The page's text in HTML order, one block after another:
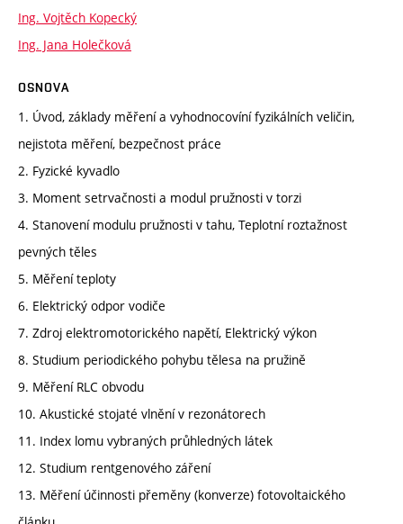
Ing. Vojtěch Kopecký
Ing. Jana Holečková
OSNOVA
1. Úvod, základy měření a vyhodnocovíní fyzikálních veličin,
nejistota měření, bezpečnost práce
2. Fyzické kyvadlo
3. Moment setrvačnosti a modul pružnosti v torzi
4. Stanovení modulu pružnosti v tahu, Teplotní roztažnost
pevných těles
5. Měření teploty
6. Elektrický odpor vodiče
7. Zdroj elektromotorického napětí, Elektrický výkon
8. Studium periodického pohybu tělesa na pružině
9. Měření RLC obvodu
10. Akustické stojaté vlnění v rezonátorech
11. Index lomu vybraných průhledných látek
12. Studium rentgenového záření
13. Měření účinnosti přeměny (konverze) fotovoltaického